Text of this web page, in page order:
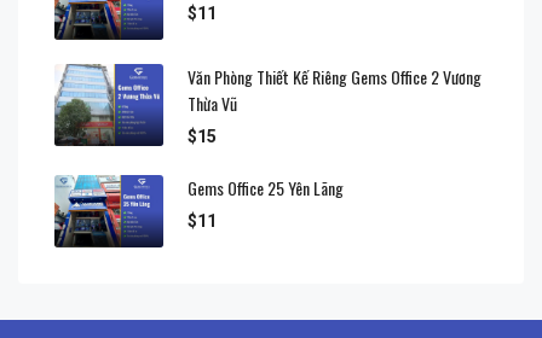
$11
Văn Phòng Thiết Kế Riêng Gems Office 2 Vương
Thừa Vũ
$15
Gems Office 25 Yên Lãng
$11